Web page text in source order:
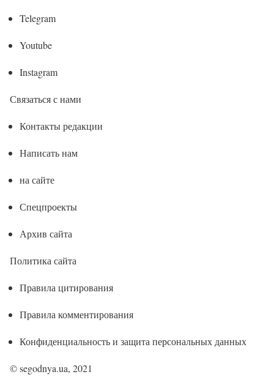
Telegram
Youtube
Instagram
Связаться с нами
Контакты редакции
Написать нам
на сайте
Спецпроекты
Архив сайта
Политика сайта
Правила цитирования
Правила комментирования
Конфиденциальность и защита персональных данных
© segodnya.ua, 2021